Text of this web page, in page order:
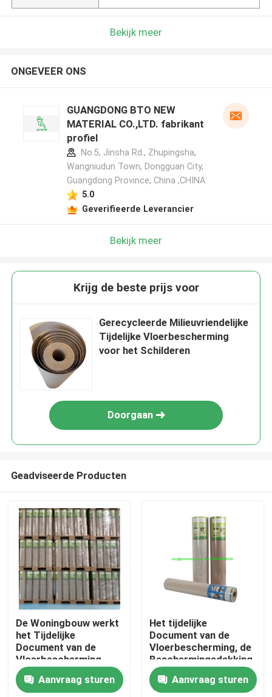
Huis
Producten
Ongeveer ons
Bekijk meer
ONGEVEER ONS
GUANGDONG BTO NEW
MATERIAL CO.,LTD. fabrikant
profiel
No.5, Jinsha Rd., Zhupingsha,
Wangniudun Town, Dongguan City,
Guangdong Province, China ,CHINA
5.0
Geverifieerde Leverancier
Bekijk meer
Krijg de beste prijs voor
Gerecycleerde Milieuvriendelijke
Tijdelijke Vloerbescherming
voor het Schilderen
Doorgaan
Geadviseerde Producten
De Woningbouw werkt
het Tijdelijke
Document van de
Vloerbescherming
voor Huisdecoratie
Aanvraag sturen
Het tijdelijke
Document van de
Vloerbescherming, de
Beschermingsdekking
van de Bouwvloer
Aanvraag sturen